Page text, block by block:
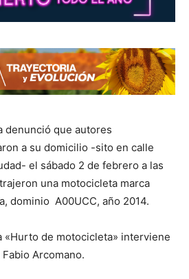
denunció que autores
a su domicilio -sito en calle
el sábado 2 de febrero a las
una motocicleta marca
dominio A00UCC, año 2014.
«Hurto de motocicleta» interviene
Fabio Arcomano.